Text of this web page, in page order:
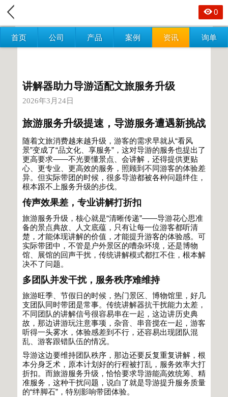
首页 公司 产品 案例 资讯 询单
0
讲解器助力导游适配文旅服务升级
2026年3月24日
旅游服务升级提速，导游服务遭遇新挑战
随着文旅消费越来越升级，游客的需求早就从“看风
景”变成了“品文化、享服务” ，这对导游的服务也提出了
更高要求——不光要懂景点、会讲解，还得提供更贴
心、更专业、更高效的服务，照顾到不同游客的体验差
异。但实际带团的时候，很多导游都被各种问题绊住，
根本跟不上服务升级的步伐。
传声效果差，专业讲解打折扣
旅游服务升级，核心就是“清晰传递”——导游花心思准
备的景点典故、人文底蕴，只有让每一位游客都听清
楚，才能体现讲解的价值，才能提升游客的体验感。可
实际带团中，不管是户外景区的嘈杂环境，还是博物
馆、展馆的回声干扰，传统讲解模式都扛不住，根本解
决不了问题。
多团队并发干扰，服务秩序难维持
旅游旺季、节假日的时候，热门景区、博物馆里，好几
支团队同时带团是常事。传统讲解器抗干扰能力太差，
不同团队的讲解信号很容易串在一起，这边讲历史典
故，那边讲游玩注意事项，杂音、串音搅在一起，游客
听得一头雾水，体验感差到不行，还容易出现团队混
乱、游客跟错队伍的情况。
导游这边要维持团队秩序，那边还要反复重复讲解，根
本分身乏术，原本计划好的行程被打乱，服务效率大打
折扣。而旅游服务升级，恰恰要求导游能高效统筹、精
准服务，这种干扰问题，说白了就是导游提升服务质量
的“绊脚石” ，特别影响带团体验。